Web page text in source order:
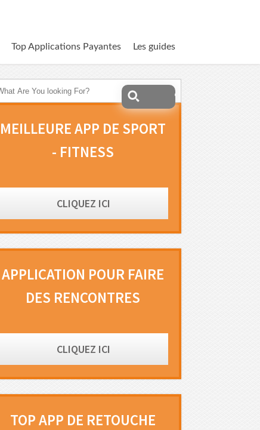
Top Applications Payantes Les guides
MEILLEURE APP DE SPORT
- FITNESS
CLIQUEZ ICI
APPLICATION POUR FAIRE
DES RENCONTRES
CLIQUEZ ICI
TOP APP DE RETOUCHE